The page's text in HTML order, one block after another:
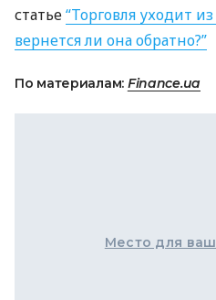
статье“Торговля уходит
вернется ли она обратно?”
По материалам: Finance.ua
Место для